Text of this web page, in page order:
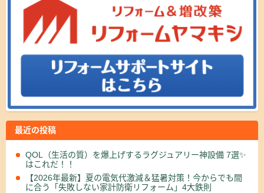
最近の投稿
QOL（生活の質）を爆上げするラグジュアリー神設備 7選✨
はこれだ！！
【2026年最新】夏の電気代激減＆猛暑対策！今からでも間
に合う「失敗しない家計防衛リフォーム」4大鉄則